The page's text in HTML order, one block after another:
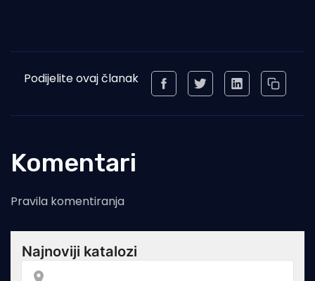
Podijelite ovaj članak
Komentari
Pravila komentiranja